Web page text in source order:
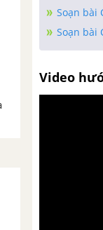
Soạn bài
Soạn bài
Video